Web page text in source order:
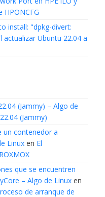
HPONCFG
install: "dpkg-divert:
Ubuntu 22.04 a
(Jammy) – Algo de
(Jammy)
un contenedor a
Linuxen El
que se encuentren
– Algo de Linuxen
de arranque de